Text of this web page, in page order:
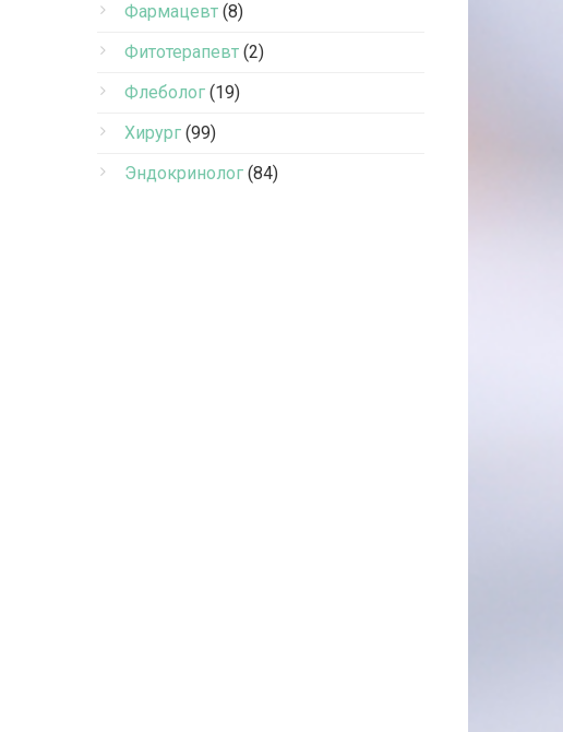
Фармацевт (8)
Фитотерапевт (2)
Флеболог (19)
Хирург (99)
Эндокринолог (84)